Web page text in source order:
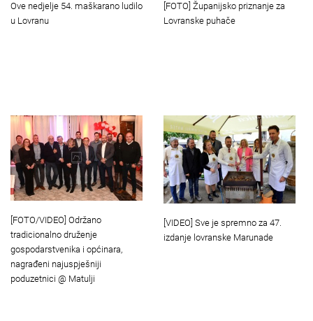
Ove nedjelje 54. maškarano ludilo
u Lovranu
[FOTO] Županijsko priznanje za
Lovranske puhače
[FOTO/VIDEO] Održano
tradicionalno druženje
gospodarstvenika i općinara,
nagrađeni najuspješniji
poduzetnici @ Matulji
[VIDEO] Sve je spremno za 47.
izdanje lovranske Marunade